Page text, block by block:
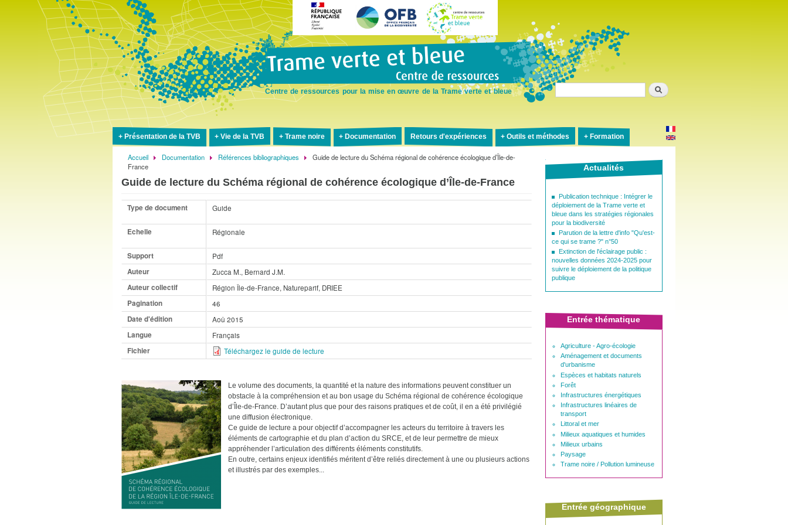
au
contenu
Centre de ressources pour la mise en œuvre de la Trame verte et bleue
Présentation de la TVB Vie de la TVB Trame noire Documentation Retours d'expériences Outils et méthodes Formation
Fil
d'Ariane
Accueil Documentation Références bibliographiques
Guide de lecture du Schéma régional de cohérence écologique d’Île-de-
France
Guide de lecture du Schéma régional de cohérence écologique d’Île-de-France
Type de document Guide
Echelle Régionale
Support
Pdf
Auteur
Zucca M., Bernard J.M.
Auteur collectif
Région Île-de-France, Natureparif, DRIEE
Pagination
46
Date d'édition
Aoû 2015
Langue
Français
Fichier
Téléchargez le guide de lecture
Le volume des documents, la quantité et la nature des informations peuvent constituer un
obstacle à la compréhension et au bon usage du Schéma régional de cohérence écologique
d’Île-de-France. D’autant plus que pour des raisons pratiques et de coût, il en a été privilégié
une diffusion électronique.
Ce guide de lecture a pour objectif d’accompagner les acteurs du territoire à travers les
éléments de cartographie et du plan d’action du SRCE, et de leur permettre de mieux
appréhender l’articulation des différents éléments constitutifs.
En outre, certains enjeux identifiés méritent d’être reliés directement à une ou plusieurs actions
et illustrés par des exemples...
Actualités
Publication technique : Intégrer le
déploiement de la Trame verte et
bleue dans les stratégies régionales
pour la biodiversité
Parution de la lettre d'info "Qu'est-
ce qui se trame ?" n°50
Extinction de l'éclairage public :
nouvelles données 2024-2025 pour
suivre le déploiement de la politique
publique
Entrée thématique
Agriculture - Agro-écologie
Aménagement et documents
d'urbanisme
Espèces et habitats naturels
Forêt
Infrastructures énergétiques
Infrastructures linéaires de
transport
Littoral et mer
Milieux aquatiques et humides
Milieux urbains
Paysage
Trame noire / Pollution lumineuse
Entrée géographique